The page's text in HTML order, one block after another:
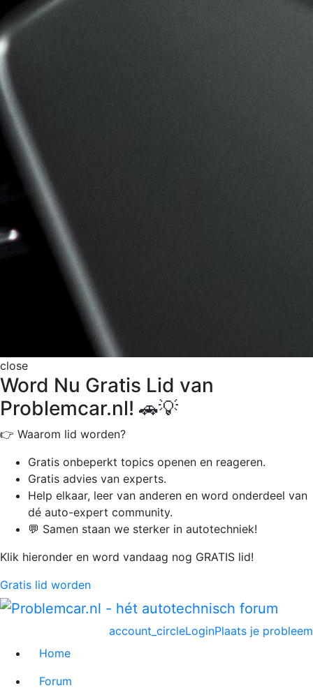
close
Word Nu Gratis Lid van
Problemcar.nl! 🚗💡
👉 Waarom lid worden?
Gratis onbeperkt topics openen en reageren.
Gratis advies van experts.
Help elkaar, leer van anderen en word onderdeel van
dé auto-expert community.
💬 Samen staan we sterker in autotechniek!
Klik hieronder en word vandaag nog GRATIS lid!
Gratis lid worden
Plaats je probleem
account_circleLogin
Home
Forum